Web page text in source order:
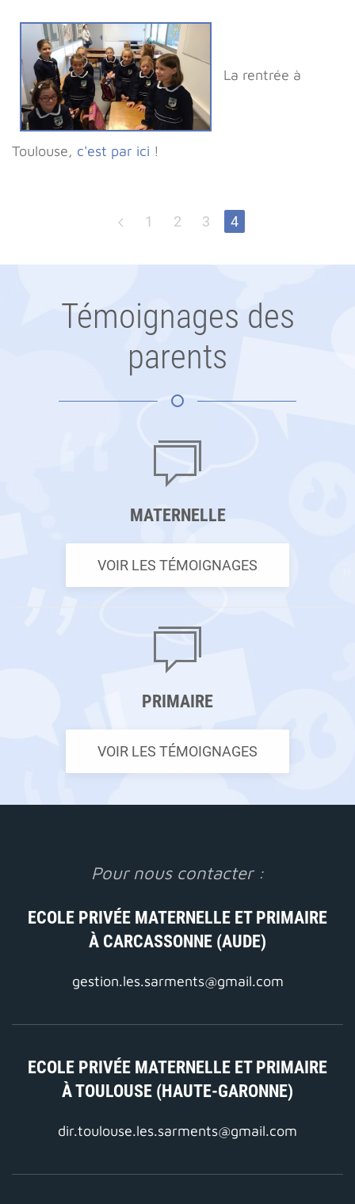
La rentrée à
Toulouse, c'est par ici !
1 2 3 4
Témoignages des
parents
MATERNELLE
VOIR LES TÉMOIGNAGES
PRIMAIRE
VOIR LES TÉMOIGNAGES
Pour nous contacter :
ECOLE PRIVÉE MATERNELLE ET PRIMAIRE
À CARCASSONNE (AUDE)
gestion.les.sarments@gmail.com
ECOLE PRIVÉE MATERNELLE ET PRIMAIRE
À TOULOUSE (HAUTE-GARONNE)
dir.toulouse.les.sarments@gmail.com